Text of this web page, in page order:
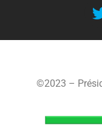
©2023 –